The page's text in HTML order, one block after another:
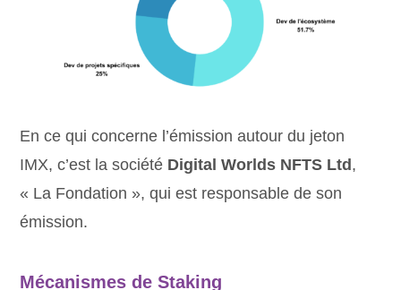
En ce qui concerne l’émission autour du jeton
IMX, c’est la société Digital Worlds NFTS Ltd ,
« La Fondation », qui est responsable de son
émission.
Mécanismes de Staking